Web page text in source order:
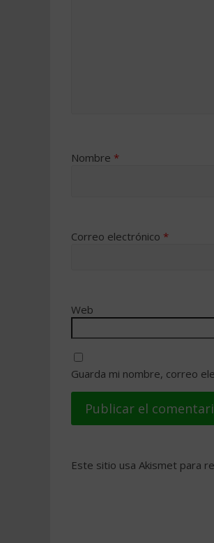
Nombre *
Correo electrónico *
Web
Guarda mi nombre, correo
Este sitio usa Akismet para